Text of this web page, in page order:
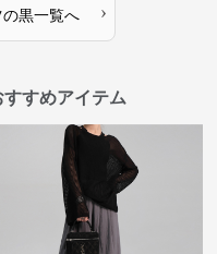
の黒一覧へ ›
すめアイテム